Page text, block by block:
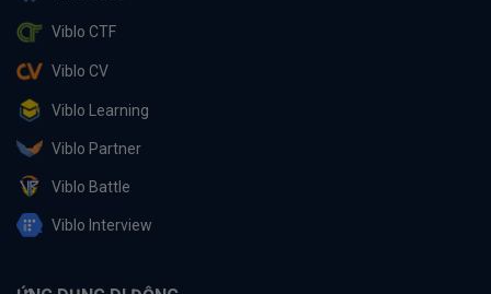
Viblo CTF
Viblo CV
Viblo Learning
Viblo Partner
Viblo Battle
Viblo Interview